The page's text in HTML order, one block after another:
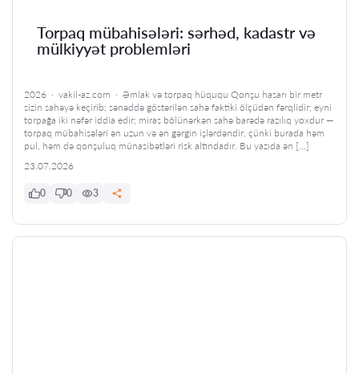
Torpaq mübahisələri: sərhəd, kadastr və
mülkiyyət problemləri
2026 · vakil-az.com · Əmlak və torpaq hüququ Qonşu hasarı bir metr
sizin sahəyə keçirib; sənəddə göstərilən sahə faktiki ölçüdən fərqlidir; eyni
torpağa iki nəfər iddia edir; miras bölünərkən sahə barədə razılıq yoxdur —
torpaq mübahisələri ən uzun və ən gərgin işlərdəndir, çünki burada həm
pul, həm də qonşuluq münasibətləri risk altındadır. Bu yazıda ən […]
23.07.2026
0 0 3